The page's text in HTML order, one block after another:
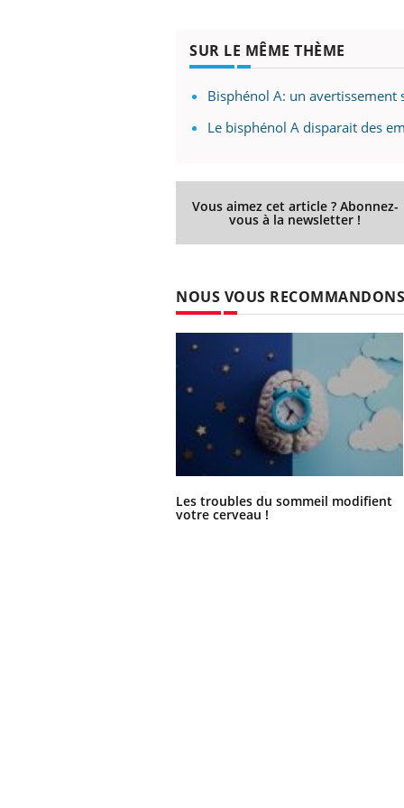
SUR LE MÊME THÈME
Bisphénol A: un avertissement
Le bisphénol A disparait des
Vous aimez cet article ? Abonnez-
vous à la newsletter !
NOUS VOUS RECOMMANDONS
Les troubles du sommeil modifient
votre cerveau !